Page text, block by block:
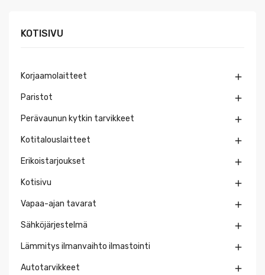
KOTISIVU
Korjaamolaitteet 
Paristot 
Perävaunun kytkin tarvikkeet 
Kotitalouslaitteet 
Erikoistarjoukset 
Kotisivu 
Vapaa-ajan tavarat 
Sähköjärjestelmä 
Lämmitys ilmanvaihto ilmastointi 
Autotarvikkeet 